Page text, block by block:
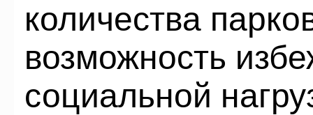
количества
возможность
социальной